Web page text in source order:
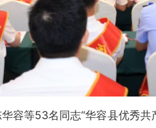
等53名同志“华容县优秀共